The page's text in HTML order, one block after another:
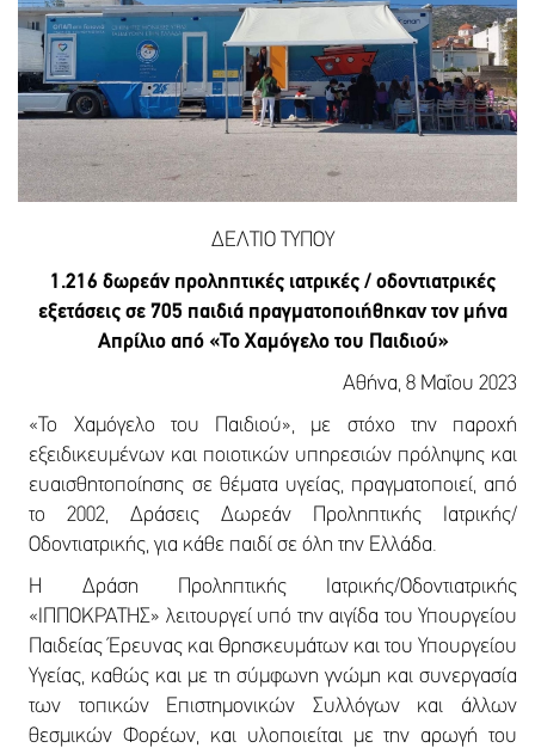
ΔΕΛΤΙΟ ΤΥΠΟΥ
1.216 δωρεάν προληπτικές ιατρικές / οδοντιατρικές
εξετάσεις σε 705 παιδιά πραγματοποιήθηκαν τον μήνα
Απρίλιο από «Το Χαμόγελο του Παιδιού»
Αθήνα, 8 Μαΐου 2023
«Το Χαμόγελο του Παιδιού», με στόχο την παροχή
εξειδικευμένων και ποιοτικών υπηρεσιών πρόληψης και
ευαισθητοποίησης σε θέματα υγείας, πραγματοποιεί, από
το 2002, Δράσεις Δωρεάν Προληπτικής Ιατρικής/
Οδοντιατρικής, για κάθε παιδί σε όλη την Ελλάδα.
Η Δράση Προληπτικής Ιατρικής/Οδοντιατρικής
«ΙΠΠΟΚΡΑΤΗΣ» λειτουργεί υπό την αιγίδα του Υπουργείου
Παιδείας Έρευνας και Θρησκευμάτων και του Υπουργείου
Υγείας, καθώς και με τη σύμφωνη γνώμη και συνεργασία
των τοπικών Επιστημονικών Συλλόγων και άλλων
θεσμικών Φορέων, και υλοποιείται με την αρωγή του